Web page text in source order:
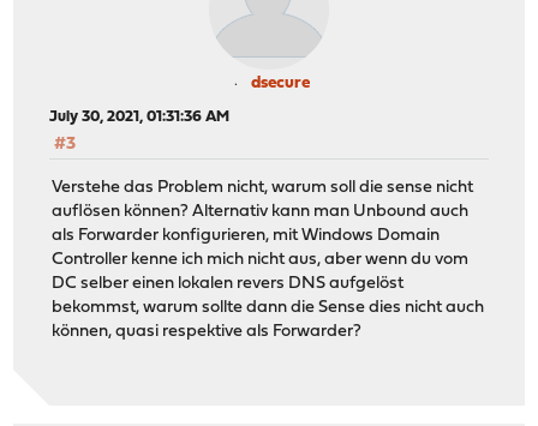
dsecure
July 30, 2021, 01:31:36 AM
#3
Verstehe das Problem nicht, warum soll die sense nicht
auflösen können? Alternativ kann man Unbound auch
als Forwarder konfigurieren, mit Windows Domain
Controller kenne ich mich nicht aus, aber wenn du vom
DC selber einen lokalen revers DNS aufgelöst
bekommst, warum sollte dann die Sense dies nicht auch
können, quasi respektive als Forwarder?